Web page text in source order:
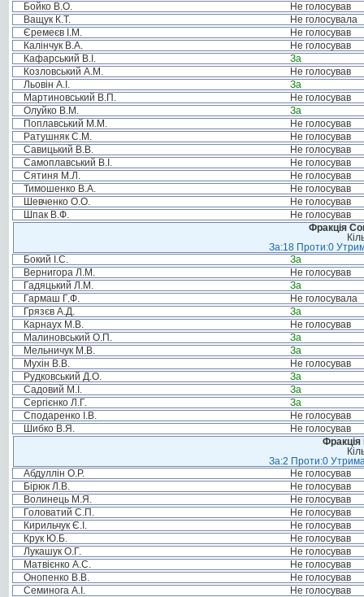
Бойко В.О.
Не голосував
Ващук К.Т.
Не голосувала
Єремеєв І.М.
Не голосував
Калінчук В.А.
Не голосував
Кафарський В.І.
За
Козловський А.М.
Не голосував
Льовін А.І.
За
Мартиновський В.П.
Не голосував
Олуйко В.М.
За
Поплавський М.М.
Не голосував
Ратушняк С.М.
Не голосував
Савицький В.В.
Не голосував
Самоплавський В.І.
Не голосував
Сятиня М.Л.
Не голосував
Тимошенко В.А.
Не голосував
Шевченко О.О.
Не голосував
Шпак В.Ф.
Не голосував
Фракція
За:18 Проти:0
Бокий І.С.
За
Вернигора Л.М.
Не голосував
Гадяцький Л.М.
За
Гармаш Г.Ф.
Не голосувала
Грязєв А.Д.
За
Карнаух М.В.
Не голосував
Малиновський О.П.
За
Мельничук М.В.
За
Мухін В.В.
Не голосував
Рудковський Д.О.
За
Садовий М.І.
За
Сергієнко Л.Г.
За
Сподаренко І.В.
Не голосував
Шибко В.Я.
Не голосував
За:2 Проти:0
Абдуллін О.Р.
Не голосував
Бірюк Л.В.
Не голосував
Волинець М.Я.
Не голосував
Головатий С.П.
Не голосував
Кирильчук Є.І.
Не голосував
Крук Ю.Б.
Не голосував
Лукашук О.Г.
Не голосував
Матвієнко А.С.
Не голосував
Онопенко В.В.
Не голосував
Семинога А.І.
Не голосував